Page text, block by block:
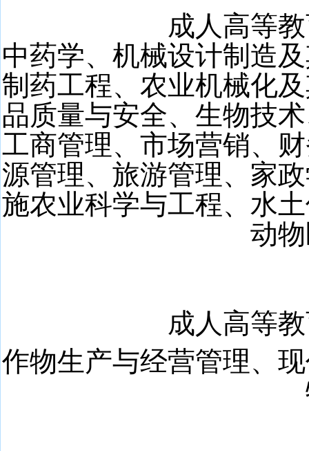
成人高等
中药学、机械设计制造
制药工程、农业机械化
品质量与安全、生物技
工商管理、市场营销、
源管理、旅游管理、家
施农业科学与工程、水
动
成人高等
作物生产与经营管理、